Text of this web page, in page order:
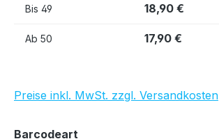
Bis 49 18,90 €
Ab 50 17,90 €
Preise inkl. MwSt. zzgl. Versandkosten
Barcodeart